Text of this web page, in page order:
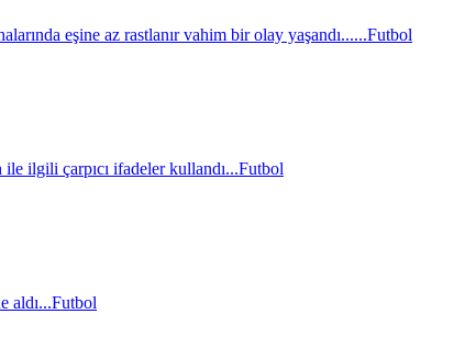
eşine az rastlanır vahim bir olay yaşandı......Futbol
ilgili çarpıcı ifadeler kullandı...Futbol
aldı...Futbol